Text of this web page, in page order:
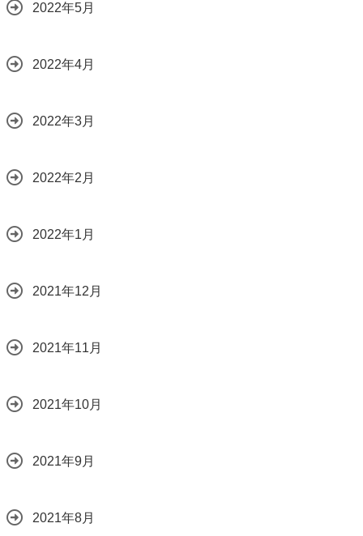
2022年5月
2022年4月
2022年3月
2022年2月
2022年1月
2021年12月
2021年11月
2021年10月
2021年9月
2021年8月